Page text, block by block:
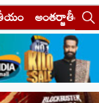
అంతర్జాతీయం